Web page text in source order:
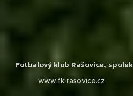
Fotbalový klub Rašovice, spolek
www.fk-rasovice.cz